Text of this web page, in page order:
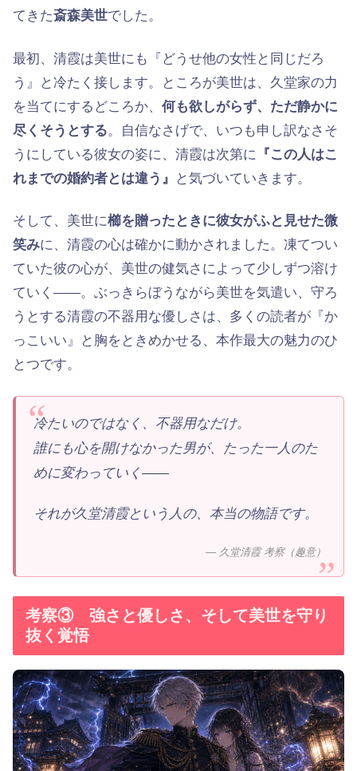
てきた斎森美世でした。
最初、清霞は美世にも『どうせ他の女性と同じだろ
う』と冷たく接します。ところが美世は、久堂家の力
を当てにするどころか、 何も欲しがらず、ただ静かに
尽くそうとする。自信なさげで、いつも申し訳なさそ
うにしている彼女の姿に、清霞は次第に
『この人はこ
れまでの婚約者とは違う』
と気づいていきます。
そして、美世に櫛を贈ったときに彼女がふと見せた微
笑みに、清霞の心は確かに動かされました。凍てつい
ていた彼の心が、美世の健気さによって少しずつ溶け
ていく——。ぶっきらぼうながら美世を気遣い、守ろ
うとする清霞の不器用な優しさは、多くの読者が『か
っこいい』と胸をときめかせる、本作最大の魅力のひ
とつです。
冷たいのではなく、不器用なだけ。
誰にも心を開けなかった男が、たった一人のた
めに変わっていく——
それが久堂清霞という人の、本当の物語です。
— 久堂清霞 考察（趣意）
考察③ 強さと優しさ、そして美世を守り
抜く覚悟